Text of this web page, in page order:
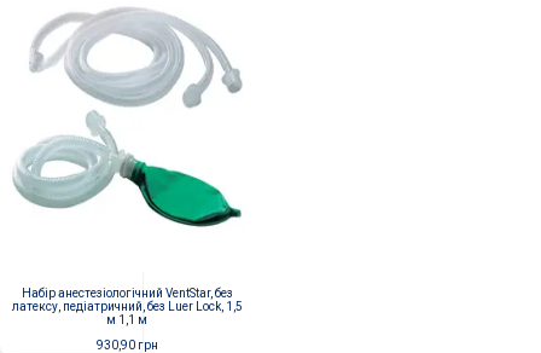
Набір анестезіологічний VentStar, без
латексу, педіатричний, без Luer Lock, 1,5
м 1,1 м
930,90грн